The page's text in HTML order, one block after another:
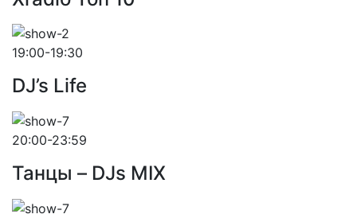
19:00-19:30
DJ’s Life
20:00-23:59
Танцы – DJs MIX